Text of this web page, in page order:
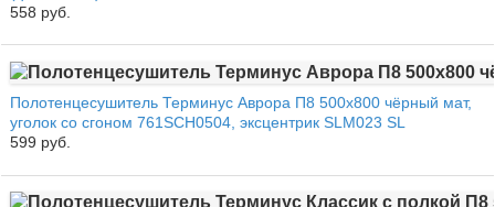
558 руб.
Полотенцесушитель Терминус Аврора П8 500х800 чёрный мат,
уголок со сгоном 761SCH0504, эксцентрик SLM023 SL
599 руб.